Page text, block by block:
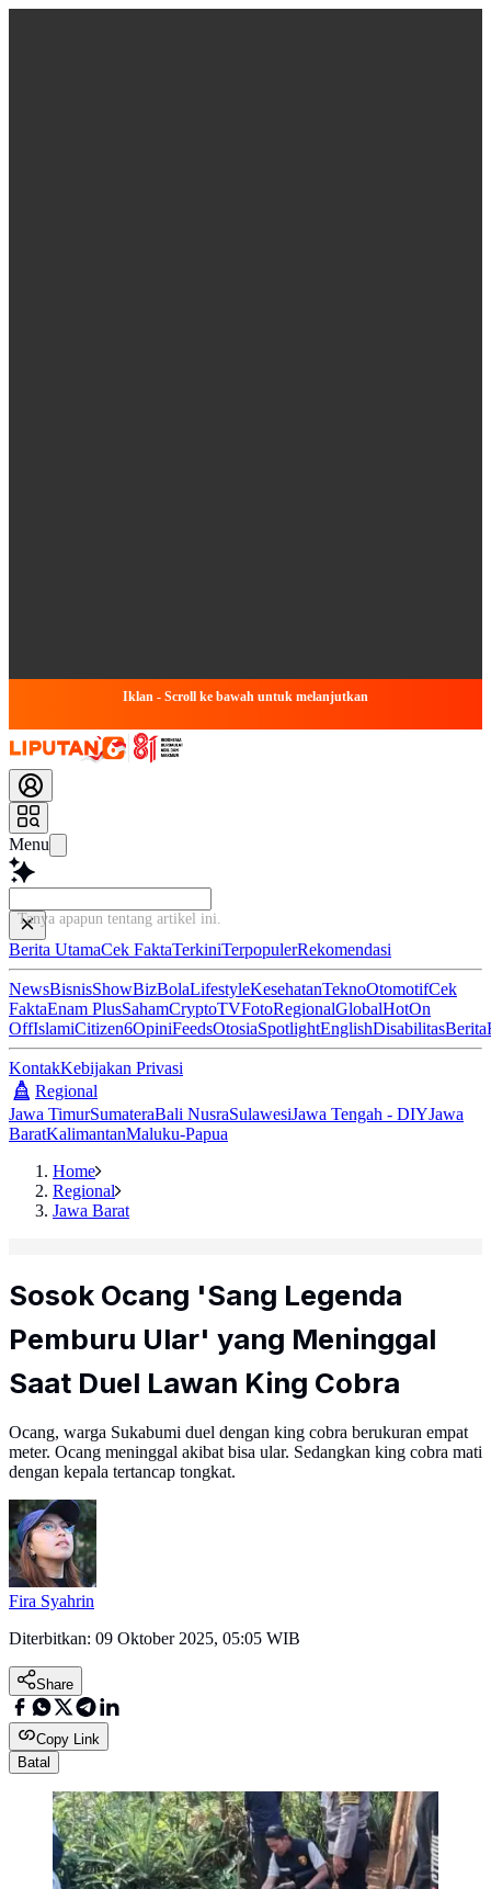
Iklan - Scroll ke bawah untuk melanjutkan
Menu
Tanya apapun tentang artikel ini...
Berita UtamaCek FaktaTerkiniTerpopulerRekomendasi
NewsBisnisShowBizBolaLifestyleKesehatanTeknoOtomotifCek
FaktaEnam PlusSahamCryptoTVFotoRegionalGlobalHotOn
OffIslamiCitizen6OpiniFeedsOtosiaSpotlightEnglishDisabilitasBerita
KontakKebijakan Privasi
Regional
Jawa TimurSumateraBali NusraSulawesiJawa Tengah - DIYJawa
BaratKalimantanMaluku-Papua
Home
Regional
Jawa Barat
Sosok Ocang 'Sang Legenda
Pemburu Ular' yang Meninggal
Saat Duel Lawan King Cobra
Ocang, warga Sukabumi duel dengan king cobra berukuran empat
meter. Ocang meninggal akibat bisa ular. Sedangkan king cobra mati
dengan kepala tertancap tongkat.
Fira Syahrin
Diterbitkan: 09 Oktober 2025, 05:05 WIB
Share
Copy Link
Batal